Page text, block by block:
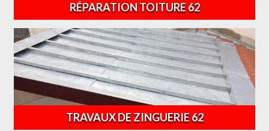
RÉPARATION TOITURE 62
TRAVAUX DE ZINGUERIE 62